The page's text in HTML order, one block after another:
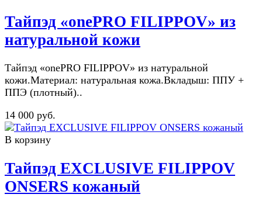
Тайпэд «onePRO FILIPPOV» из
натуральной кожи
Тайпэд «onePRO FILIPPOV» из натуральной
кожи.Материал: натуральная кожа.Вкладыш: ППУ +
ППЭ (плотный)..
14 000 руб.
В корзину
Тайпэд EXCLUSIVE FILIPPOV
ONSERS кожаный